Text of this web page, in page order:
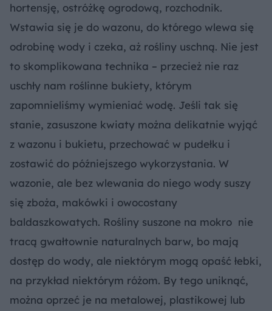
hortensję, ostróżkę ogrodową, rozchodnik.
Wstawia się je do wazonu, do którego wlewa się
odrobinę wody i czeka, aż rośliny uschną. Nie jest
to skomplikowana technika – przecież nie raz
uschły nam roślinne bukiety, którym
zapomnieliśmy wymieniać wodę. Jeśli tak się
stanie, zasuszone kwiaty można delikatnie wyjąć
z wazonu i bukietu, przechować w pudełku i
zostawić do późniejszego wykorzystania. W
wazonie, ale bez wlewania do niego wody suszy
się zboża, makówki i owocostany
baldaszkowatych. Rośliny suszone na mokro nie
tracą gwałtownie naturalnych barw, bo mają
dostęp do wody, ale niektórym mogą opaść łebki,
na przykład niektórym różom. By tego uniknąć,
można oprzeć je na metalowej, plastikowej lub